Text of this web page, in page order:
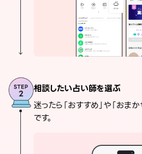
相談したい占い師を選ぶ
迷ったら「おすすめ」や「おま
です。